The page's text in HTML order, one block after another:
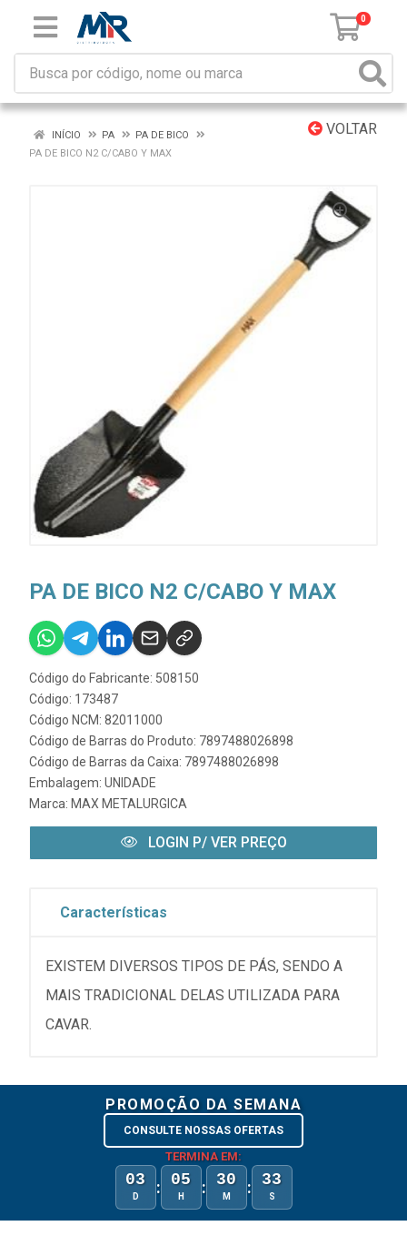
0
VOLTAR
INÍCIO PA
PA DE BICO
PA DE BICO N2 C/CABO Y MAX
PA DE BICO N2 C/CABO Y MAX
Código do Fabricante: 508150
Código: 173487
Código NCM: 82011000
Código de Barras do Produto: 7897488026898
Código de Barras da Caixa: 7897488026898
Embalagem: UNIDADE
Marca: MAX METALURGICA
LOGIN P/ VER PREÇO
Características
EXISTEM DIVERSOS TIPOS DE PÁS, SENDO A
MAIS TRADICIONAL DELAS UTILIZADA PARA
CAVAR.
PROMOÇÃO DA SEMANA
CONSULTE NOSSAS OFERTAS
TERMINA EM:
03
D : 05
H : 30
M : 33
S